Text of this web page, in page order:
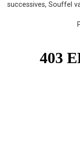
successives, Souffel